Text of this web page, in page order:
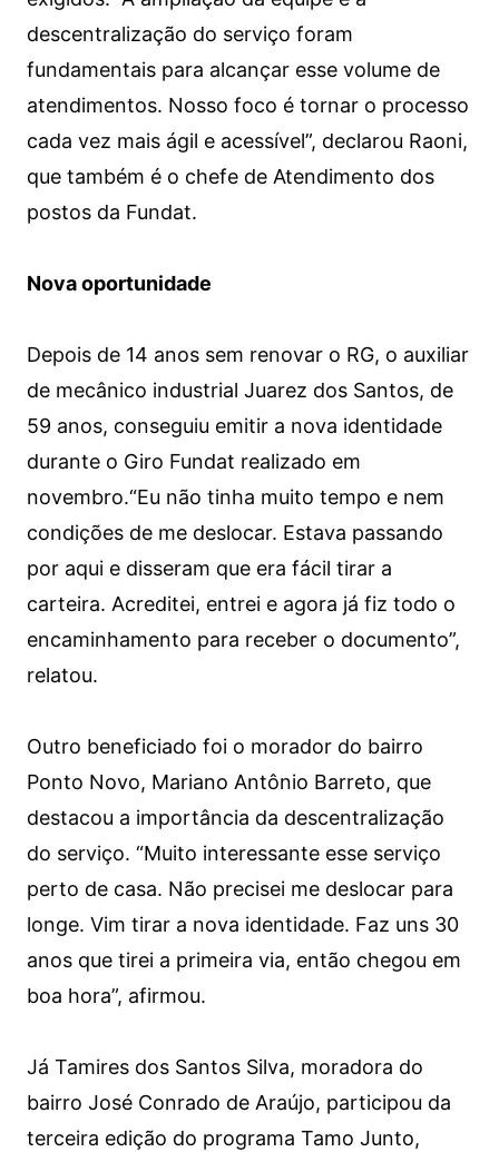
descentralização do serviço foram
fundamentais para alcançar esse volume de
atendimentos. Nosso foco é tornar o processo
cada vez mais ágil e acessível”, declarou Raoni,
que também é o chefe de Atendimento dos
postos da Fundat.
Nova oportunidade
Depois de 14 anos sem renovar o RG, o auxiliar
de mecânico industrial Juarez dos Santos, de
59 anos, conseguiu emitir a nova identidade
durante o Giro Fundat realizado em
novembro.“Eu não tinha muito tempo e nem
condições de me deslocar. Estava passando
por aqui e disseram que era fácil tirar a
carteira. Acreditei, entrei e agora já fiz todo o
encaminhamento para receber o documento”,
relatou.
Outro beneficiado foi o morador do bairro
Ponto Novo, Mariano Antônio Barreto, que
destacou a importância da descentralização
do serviço. “Muito interessante esse serviço
perto de casa. Não precisei me deslocar para
longe. Vim tirar a nova identidade. Faz uns 30
anos que tirei a primeira via, então chegou em
boa hora”, afirmou.
Já Tamires dos Santos Silva, moradora do
bairro José Conrado de Araújo, participou da
terceira edição do programa Tamo Junto,